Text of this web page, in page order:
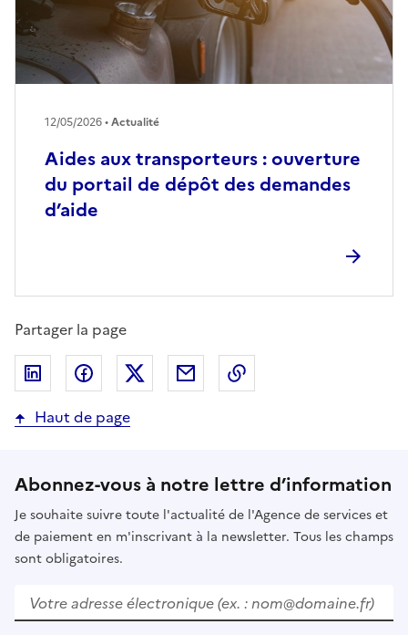
Aides aux transporteurs : ouverture
du portail de dépôt des demandes
d’aide
12/05/2026 •Actualité
Partager la page
Partager sur LinkedIn
Partager sur Facebook
Partager sur Twitter
Partager par email
Haut de page
Abonnez-vous à notre lettre d’information
Je souhaite suivre toute l'actualité de l'Agence de services et
de paiement en m'inscrivant à la newsletter. Tous les champs
sont obligatoires.
Votre adresse électronique (ex. : nom@domaine.fr)